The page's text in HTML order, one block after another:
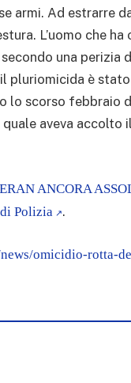
armi. Ad estrarre
L’uomo che
una perizia
pluriomicida è
lo scorso febbraio
quale aveva
ANCORA
Polizia .
omicidio-rotta-